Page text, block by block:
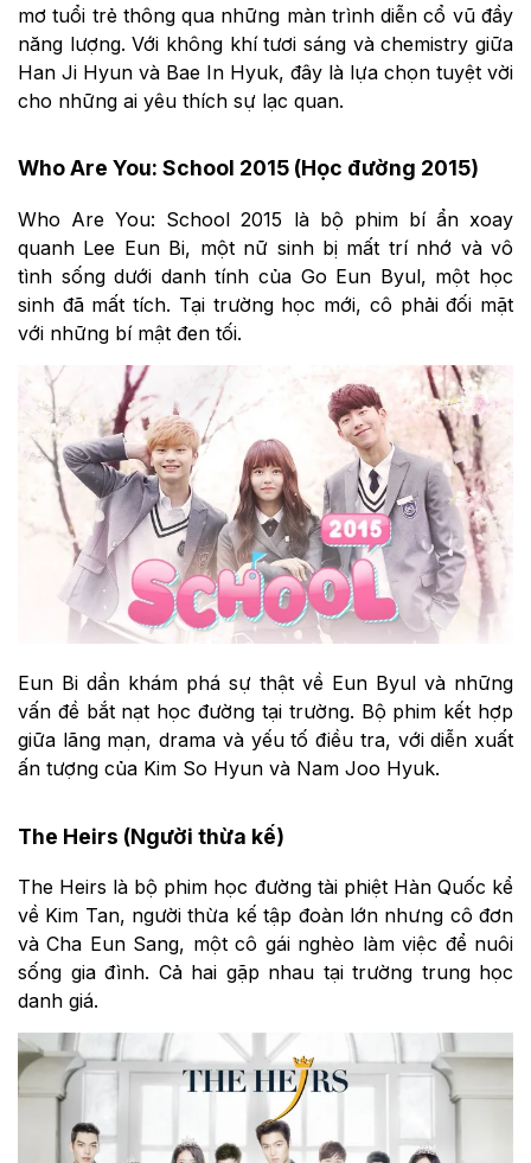
mơ tuổi trẻ thông qua những màn trình diễn cổ vũ đầy
năng lượng. Với không khí tươi sáng và chemistry giữa
Han Ji Hyun và Bae In Hyuk, đây là lựa chọn tuyệt vời
cho những ai yêu thích sự lạc quan.
Who Are You: School 2015 (Học đường 2015)
Who Are You: School 2015 là bộ phim bí ẩn xoay
quanh Lee Eun Bi, một nữ sinh bị mất trí nhớ và vô
tình sống dưới danh tính của Go Eun Byul, một học
sinh đã mất tích. Tại trường học mới, cô phải đối mặt
với những bí mật đen tối.
Eun Bi dần khám phá sự thật về Eun Byul và những
vấn đề bắt nạt học đường tại trường. Bộ phim kết hợp
giữa lãng mạn, drama và yếu tố điều tra, với diễn xuất
ấn tượng của Kim So Hyun và Nam Joo Hyuk.
The Heirs (Người thừa kế)
The Heirs là bộ phim học đường tài phiệt Hàn Quốc kể
về Kim Tan, người thừa kế tập đoàn lớn nhưng cô đơn
và Cha Eun Sang, một cô gái nghèo làm việc để nuôi
sống gia đình. Cả hai gặp nhau tại trường trung học
danh giá.